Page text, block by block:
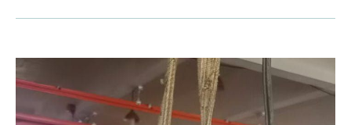
Pilipino
Čeština
Беларуская мова
Kiswahili